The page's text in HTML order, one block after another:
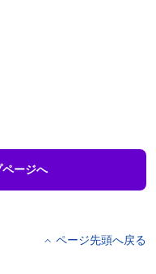
ージへ
ページ先頭へ戻る